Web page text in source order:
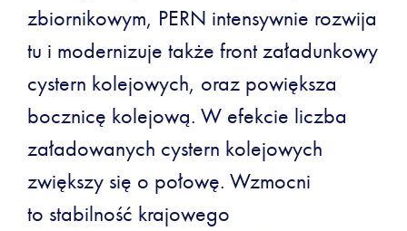
zbiornikowym, PERN intensywnie rozwija
tu i modernizuje także front załadunkowy
cystern kolejowych, oraz powiększa
bocznicę kolejową. W efekcie liczba
załadowanych cystern kolejowych
zwiększy się o połowę. Wzmocni
to stabilność krajowego